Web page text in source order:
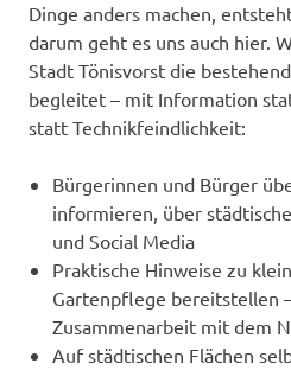
Dinge anders machen,
darum geht es uns auch hier.
Stadt Tönisvorst die
begleitet – mit Information
statt Technikfeindlichkeit:
Bürgerinnen und Bürger
informieren, über
und Social Media
Praktische Hinweise zu
Gartenpflege bereitstellen
Zusammenarbeit mit dem
Auf städtischen Flächen